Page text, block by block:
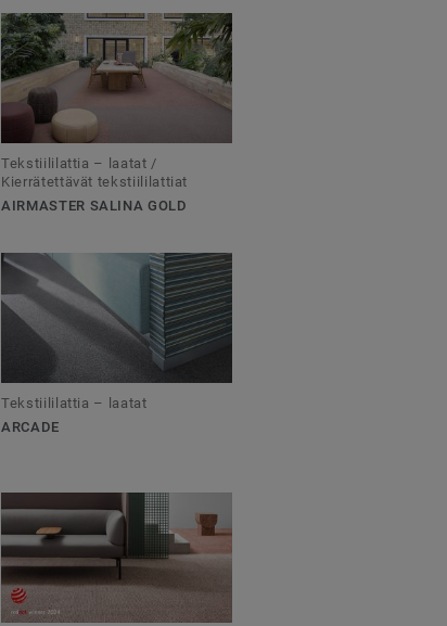
Tekstiililattia – laatat /
Kierrätettävät tekstiililattiat
AIRMASTER SALINA GOLD
Tekstiililattia – laatat
ARCADE